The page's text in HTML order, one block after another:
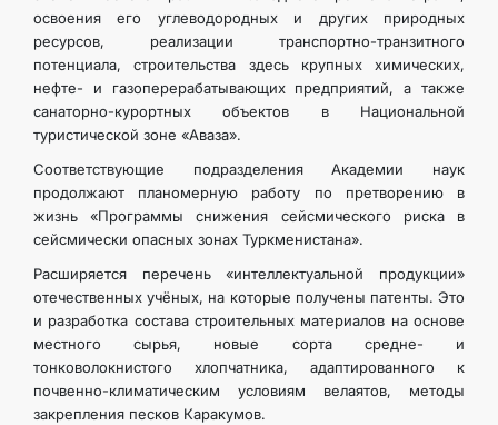
освоения его углеводородных и других природных
ресурсов, реализации транспортно-транзитного
потенциала, строительства здесь крупных химических,
нефте- и газоперерабатывающих предприятий, а также
санаторно-курортных объектов в Национальной
туристической зоне «Аваза».
Соответствующие подразделения Академии наук
продолжают планомерную работу по претворению в
жизнь «Программы снижения сейсмического риска в
сейсмически опасных зонах Туркменистана».
Расширяется перечень «интеллектуальной продукции»
отечественных учёных, на которые получены патенты. Это
и разработка состава строительных материалов на основе
местного сырья, новые сорта средне- и
тонковолокнистого хлопчатника, адаптированного к
почвенно-климатическим условиям велаятов, методы
закрепления песков Каракумов.